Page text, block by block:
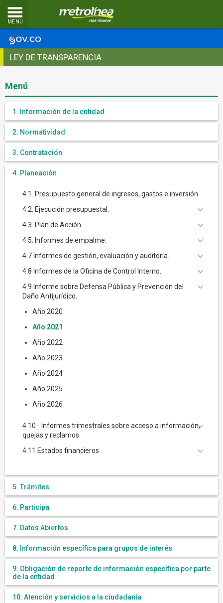
MENU
LEY DE TRANSPARENCIA
Menú
1. Información de la entidad
2. Normatividad
3. Contratación
4. Planeación
4.1. Presupuesto general de ingresos, gastos e inversión.
4.2. Ejecución presupuestal.
4.3. Plan de Acción.
4.5. Informes de empalme.
4.7 Informes de gestión, evaluación y auditoría.
4.8 Informes de la Oficina de Control Interno.
4.9 Informe sobre Defensa Pública y Prevención del
Daño Antijurídico.
Año 2020
Año 2021
Año 2022
Año 2023
Año 2024
Año 2025
Año 2026
4.10 - Informes trimestrales sobre acceso a información,
quejas y reclamos.
4.11 Estados financieros
5. Trámites
6. Participa
7. Datos Abiertos
8. Información específica para grupos de interés
9. Obligación de reporte de información específica por parte
de la entidad
10. Atención y servicios a la ciudadanía